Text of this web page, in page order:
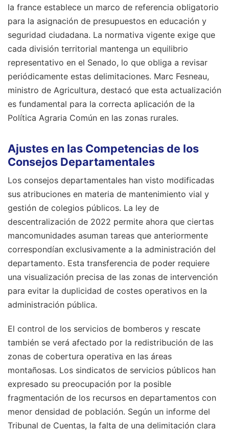
la france establece un marco de referencia obligatorio
para la asignación de presupuestos en educación y
seguridad ciudadana. La normativa vigente exige que
cada división territorial mantenga un equilibrio
representativo en el Senado, lo que obliga a revisar
periódicamente estas delimitaciones. Marc Fesneau,
ministro de Agricultura, destacó que esta actualización
es fundamental para la correcta aplicación de la
Política Agraria Común en las zonas rurales.
Ajustes en las Competencias de los
Consejos Departamentales
Los consejos departamentales han visto modificadas
sus atribuciones en materia de mantenimiento vial y
gestión de colegios públicos. La ley de
descentralización de 2022 permite ahora que ciertas
mancomunidades asuman tareas que anteriormente
correspondían exclusivamente a la administración del
departamento. Esta transferencia de poder requiere
una visualización precisa de las zonas de intervención
para evitar la duplicidad de costes operativos en la
administración pública.
El control de los servicios de bomberos y rescate
también se verá afectado por la redistribución de las
zonas de cobertura operativa en las áreas
montañosas. Los sindicatos de servicios públicos han
expresado su preocupación por la posible
fragmentación de los recursos en departamentos con
menor densidad de población. Según un informe del
Tribunal de Cuentas, la falta de una delimitación clara